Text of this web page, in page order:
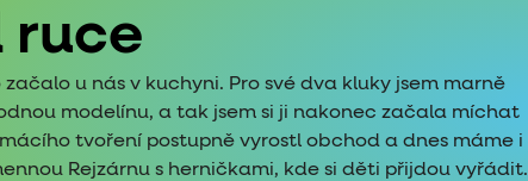
ruce
u nás v kuchyni. Pro své dva kluky jsem marně
modelínu, a tak jsem si ji nakonec začala míchat
tvoření postupně vyrostl obchod a dnes máme i
Rejzárnu s herničkami, kde si děti přijdou vyřádit.